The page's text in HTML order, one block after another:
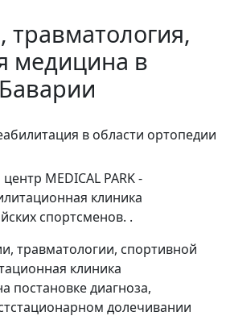
травматология,
медицина в
MEDICAL PARK-
клиника
спортсменов. .
травматологии, спортивной
клиника
постановке диагноза,
долечивании